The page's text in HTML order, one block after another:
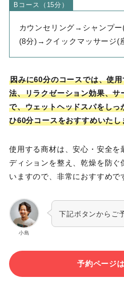
Bコース（15分）
カウンセリング→シャンプ
(8分)→クイックマッサージ(
因みに60分のコースでは、使
法、リラクゼーション効果、
で、ウェットヘッドスパをし
ひ60分コースをおすすめいたし
使用する商材は、安心・安全を
ディションを整え、乾燥を防
いますので、非常におすすめで
小島
下記ボタンからご
予約ページ